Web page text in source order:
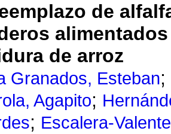
de
de arroz
Granados, Esteban;
Agapito;
; Escalera-